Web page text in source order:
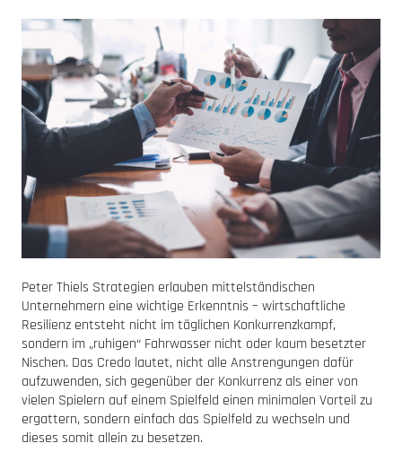
Peter Thiels Strategien erlauben mittelständischen
Unternehmern eine wichtige Erkenntnis – wirtschaftliche
Resilienz entsteht nicht im täglichen Konkurrenzkampf,
sondern im „ruhigen“ Fahrwasser nicht oder kaum besetzter
Nischen. Das Credo lautet, nicht alle Anstrengungen dafür
aufzuwenden, sich gegenüber der Konkurrenz als einer von
vielen Spielern auf einem Spielfeld einen minimalen Vorteil zu
ergattern, sondern einfach das Spielfeld zu wechseln und
dieses somit allein zu besetzen.